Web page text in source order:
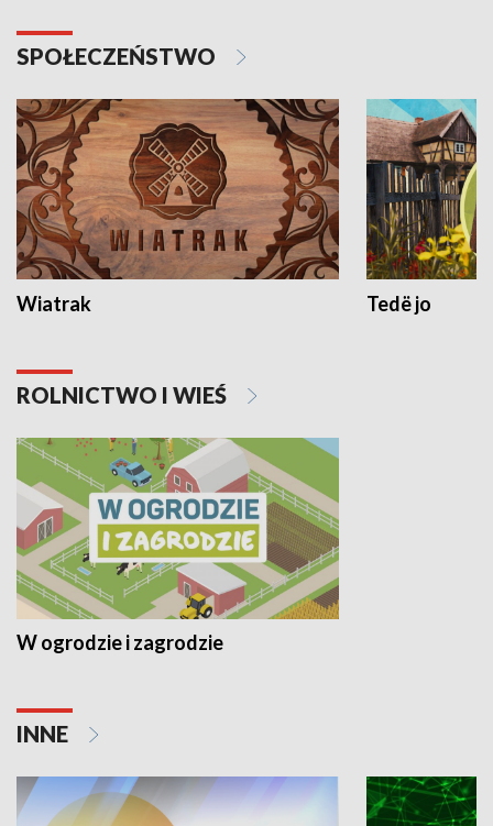
SPOŁECZEŃSTWO
Wiatrak Tedë jo
ROLNICTWO I WIEŚ
W ogrodzie i zagrodzie
INNE